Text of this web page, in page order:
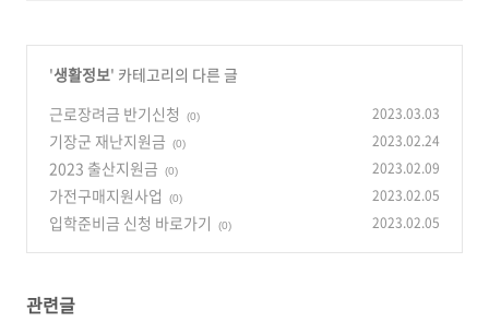
'생활정보' 카테고리의 다른 글
근로장려금 반기신청
(0) 2023.03.03
기장군 재난지원금 (0) 2023.02.24
2023 출산지원금 (0) 2023.02.09
가전구매지원사업 (0) 2023.02.05
입학준비금 신청 바로가기 (0) 2023.02.05
관련글